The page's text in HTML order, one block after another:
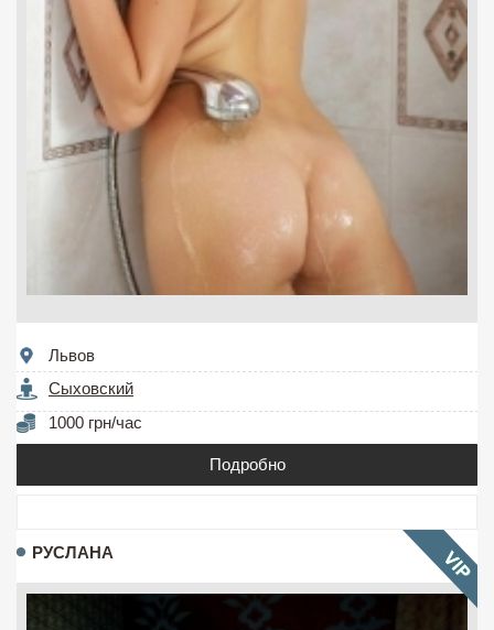
Львов
Сыховский
1000 грн/час
Подробно
РУСЛАНА